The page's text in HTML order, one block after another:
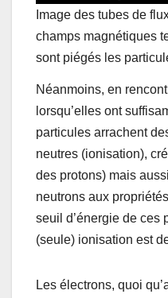
Image des tubes de
champs magnétiques
sont piégés les
Néanmoins, en
lorsqu’elles ont
particules arrachent
neutres (ionisation),
des protons) mais
neutrons aux
seuil d’énergie de ces
(seule) ionisation est
Les électrons, quoi